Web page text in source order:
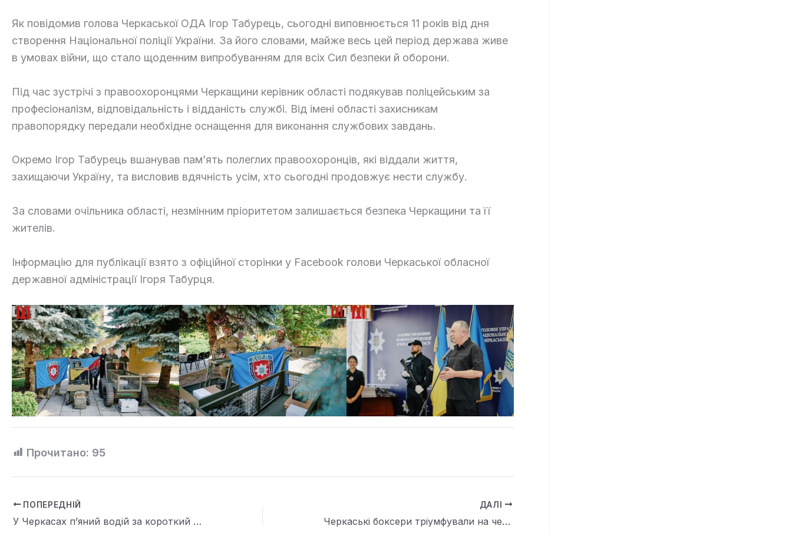
Як повідомив голова Черкаської ОДА Ігор Табурець, сьогодні виповнюється 11 років від дня
створення Національної поліції України. За його словами, майже весь цей період держава живе
в умовах війни, що стало щоденним випробуванням для всіх Сил безпеки й оборони.
Під час зустрічі з правоохоронцями Черкащини керівник області подякував поліцейським за
професіоналізм, відповідальність і відданість службі. Від імені області захисникам
правопорядку передали необхідне оснащення для виконання службових завдань.
Окремо Ігор Табурець вшанував пам’ять полеглих правоохоронців, які віддали життя,
захищаючи Україну, та висловив вдячність усім, хто сьогодні продовжує нести службу.
За словами очільника області, незмінним пріоритетом залишається безпека Черкащини та її
жителів.
Інформацію для публікації взято з офіційної сторінки у Facebook голови Черкаської обласної
державної адміністрації Ігоря Табурця.
Прочитано: 95
ПОПЕРЕДНІЙ
У Черкасах п’яний водій за короткий час скоїв дві ДТП: рівень алкоголю перевищував норму більш ніж у шість разів
ДАЛІ
Черкаські боксери тріумфували на чемпіонаті України: шість медалей та «золото» для області